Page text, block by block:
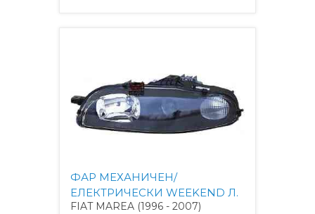
ФАР МЕХАНИЧЕН/
ЕЛЕКТРИЧЕСКИ WEEKEND Л.
FIAT MAREA (1996 - 2007)